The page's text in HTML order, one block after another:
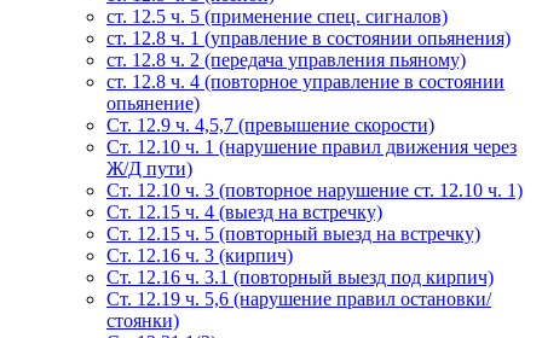
ст. 12.5 ч. 5 (применение спец. сигналов)
cт. 12.8 ч. 1 (управление в состоянии опьянения)
ст. 12.8 ч. 2 (передача управления пьяному)
ст. 12.8 ч. 4 (повторное управление в состоянии
опьянение)
Ст. 12.9 ч. 4,5,7 (превышение скорости)
Ст. 12.10 ч. 1 (нарушение правил движения через
Ж/Д пути)
Ст. 12.10 ч. 3 (повторное нарушение ст. 12.10 ч. 1)
Ст. 12.15 ч. 4 (выезд на встречку)
Ст. 12.15 ч. 5 (повторный выезд на встречку)
Ст. 12.16 ч. 3 (кирпич)
Ст. 12.16 ч. 3.1 (повторный выезд под кирпич)
Ст. 12.19 ч. 5,6 (нарушение правил остановки/
стоянки)